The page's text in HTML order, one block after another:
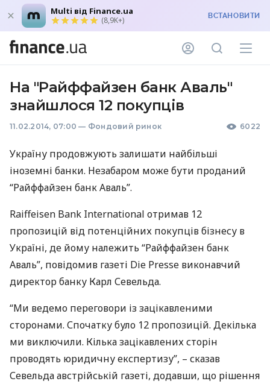
Multi від Finance.ua
(8,9K+) ВСТАНОВИТИ
На "Райффайзен банк Аваль"
знайшлося 12 покупців
11.02.2014, 07:00 — Фондовий ринок 6022
Україну продовжують залишати найбільші
іноземні банки. Незабаром може бути проданий
“Райффайзен банк Аваль”.
Raiffeisen Bank International отримав 12
пропозицій від потенційних покупців бізнесу в
Україні, де йому належить “Райффайзен банк
Аваль”, повідомив газеті Die Presse виконавчий
директор банку Карл Севельда.
“Ми ведемо переговори із зацікавленими
сторонами. Спочатку було 12 пропозицій. Декілька
ми виключили. Кілька зацікавлених сторін
проводять юридичну експертизу”, – сказав
Севельда австрійській газеті, додавши, що рішення